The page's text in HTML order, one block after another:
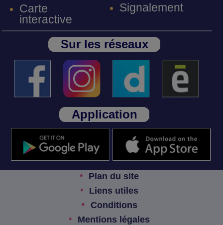
Carte
interactive
Signalement
Sur les réseaux
Application
Plan du site
Liens utiles
Conditions
Mentions légales